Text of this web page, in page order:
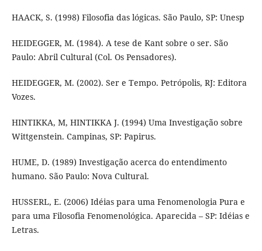
HAACK, S. (1998) Filosofia das lógicas. São Paulo, SP: Unesp
HEIDEGGER, M. (1984). A tese de Kant sobre o ser. São
Paulo: Abril Cultural (Col. Os Pensadores).
HEIDEGGER, M. (2002). Ser e Tempo. Petrópolis, RJ: Editora
Vozes.
HINTIKKA, M, HINTIKKA J. (1994) Uma Investigação sobre
Wittgenstein. Campinas, SP: Papirus.
HUME, D. (1989) Investigação acerca do entendimento
humano. São Paulo: Nova Cultural.
HUSSERL, E. (2006) Idéias para uma Fenomenologia Pura e
para uma Filosofia Fenomenológica. Aparecida – SP: Idéias e
Letras.